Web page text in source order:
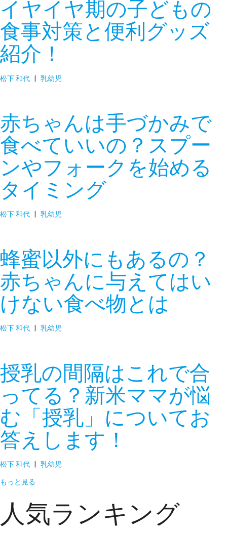
イヤイヤ期の子どもの
食事対策と便利グッズ
紹介！
松下 和代 | 乳幼児
赤ちゃんは手づかみで
食べていいの？スプー
ンやフォークを始める
タイミング
松下 和代 乳幼児
蜂蜜以外にもあるの？
赤ちゃんに与えてはい
けない食べ物とは
松下 和代 | 乳幼児
授乳の間隔はこれで合
ってる？新米ママが悩
む「授乳」についてお
答えします！
松下 和代 | 乳幼児
もっと見る
人気ランキング